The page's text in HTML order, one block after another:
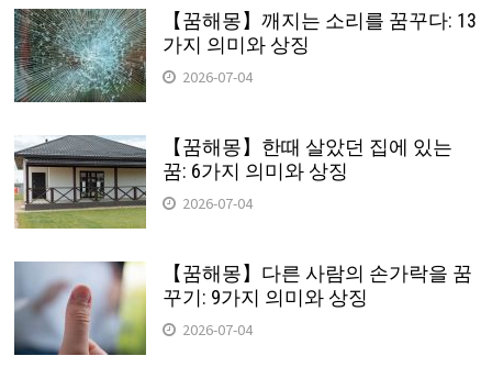
【꿈해몽】깨지는 소리를 꿈꾸다: 13
가지 의미와 상징
2026-07-04
【꿈해몽】한때 살았던 집에 있는
꿈: 6가지 의미와 상징
2026-07-04
【꿈해몽】다른 사람의 손가락을 꿈
꾸기: 9가지 의미와 상징
2026-07-04